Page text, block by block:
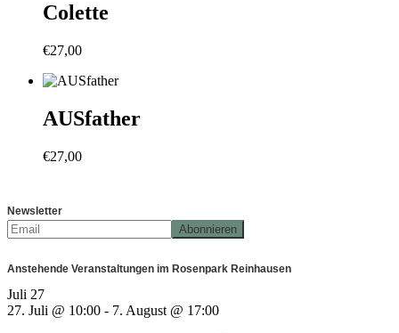
Colette
€27,00
AUSfather
€27,00
Newsletter
Anstehende Veranstaltungen im Rosenpark Reinhausen
Juli 27
27. Juli @ 10:00 - 7. August @ 17:00